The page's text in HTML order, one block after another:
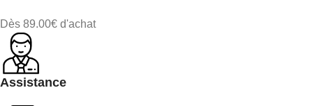
Dès 89.00€ d'achat
Assistance